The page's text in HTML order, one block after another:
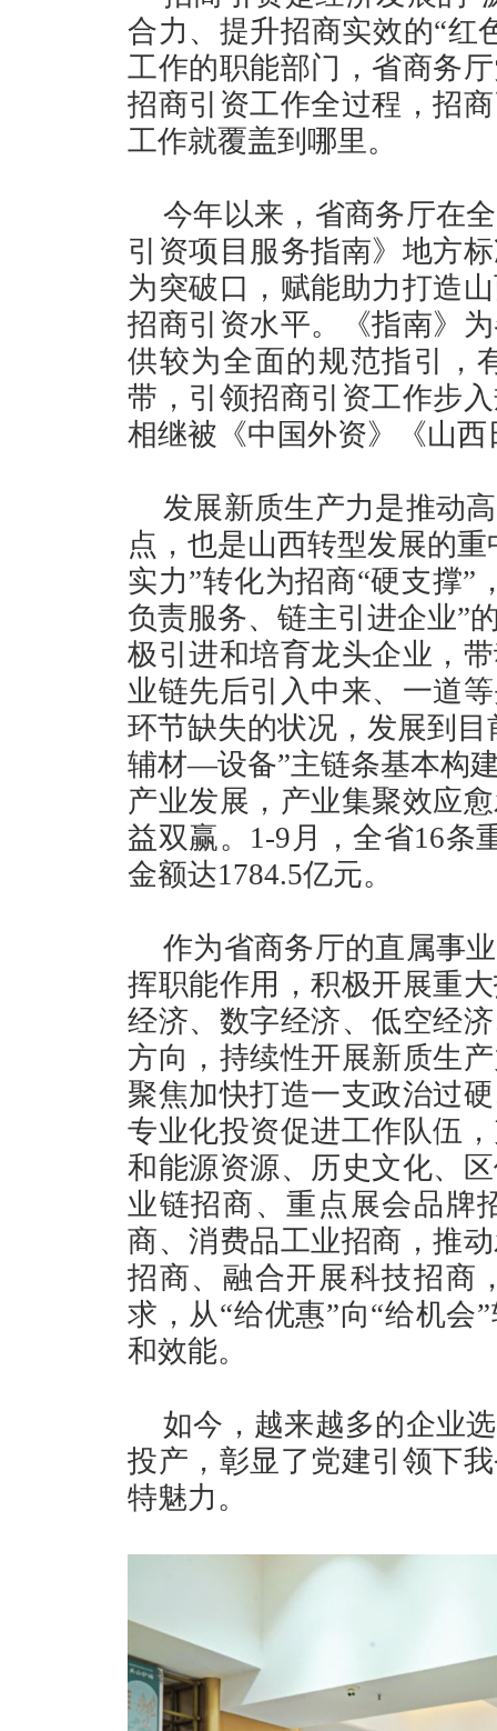
合力、提升招商实效的“红
工作的职能部门，省商务
招商引资工作全过程，招
工作就覆盖到哪里。
今年以来，省商务厅在
引资项目服务指南》地方
为突破口，赋能助力打造
招商引资水平。《指南》
供较为全面的规范指引，
带，引领招商引资工作步
相继被《中国外资》《山
发展新质生产力是推动
点，也是山西转型发展的
实力”转化为招商“硬支撑”
负责服务、链主引进企业”
极引进和培育龙头企业，
业链先后引入中来、一道
环节缺失的状况，发展到
辅材—设备”主链条基本构
产业发展，产业集聚效应
益双赢。1-9月，全省16条
金额达1784.5亿元。
作为省商务厅的直属事
挥职能作用，积极开展重
经济、数字经济、低空经
方向，持续性开展新质生
聚焦加快打造一支政治过
专业化投资促进工作队伍
和能源资源、历史文化、
业链招商、重点展会品牌
商、消费品工业招商，推
招商、融合开展科技招商
求，从“给优惠”向“给机会
和效能。
如今，越来越多的企业
投产，彰显了党建引领下
特魅力。